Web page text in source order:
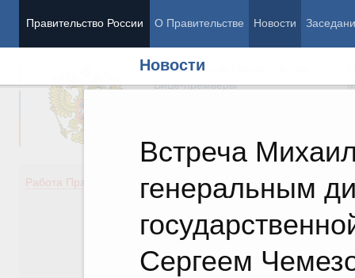
Правительство России О Правительстве Новости
Новости
Встреча
генеральным
Сергеем
Председатель Правительства
Вице-премьеры
Работа Правительства
Демография
Здоровье
Культура
Государство